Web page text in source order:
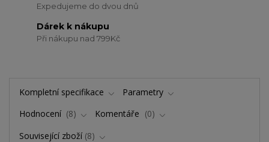
Expedujeme do dvou dnů
Dárek k nákupu
Při nákupu nad 799Kč
Kompletní specifikace
Parametry
Hodnocení
8 Komentáře
0
Související zboží 8